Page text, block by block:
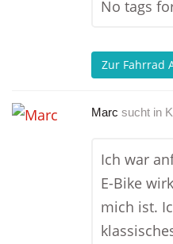
No tags
Zur Fahrrad
Marc sucht in
Ich war
E-Bike
mich ist.